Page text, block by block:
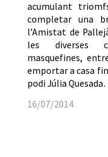
acumulant
completar una
l’Amistat de
les diverses
masquefines,
emportar a casa
podi Júlia
16/07/2014